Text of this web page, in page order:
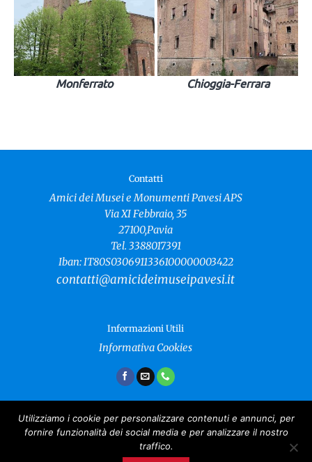
Monferrato Chioggia-Ferrara
Contatti
Amici dei Musei e Monumenti Pavesi APS
Via XI Febbraio, 35
27100,Pavia
Tel. 3388017391
Iban: IT80S0306911336100000003422
contatti@amicideimuseipavesi.it
Informazioni Utili
Informativa Cookies
Amici dei Musei e Monumenti Pavesi
Utilizziamo i cookie per personalizzare contenuti e annunci, per
fornire funzionalità dei social media e per analizzare il nostro
traffico.